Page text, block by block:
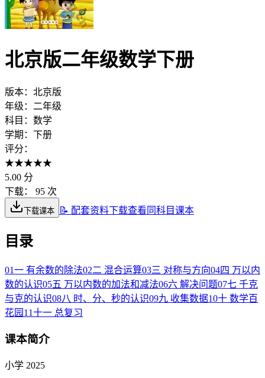
北京版二年级数学下册
版本： 北京版
年级： 二年级
科目： 数学
学期： 下册
评分：
★★★★★
5.00 分
下载：
95 次
下载课本 📝 配套资料下载查看同科目课本
目录
01一 有余数的除法02二 混合运算03三 对称与方向04四 万以内
数的认识05五 万以内数的加法和减法06六 解决问题07七 千克
与克的认识08八 时、分、秒的认识09九 收集数据10十 数学百
花园 11十一 总复习
课本简介
小学 2025